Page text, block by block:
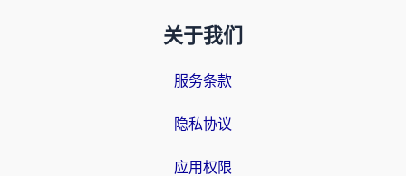
关于我们
服务条款
隐私协议
应用权限